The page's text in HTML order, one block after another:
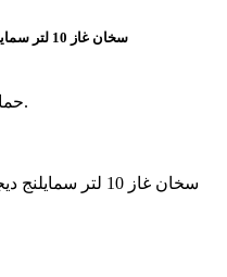
سخان غاز 10 لتر سمايلنج ديجيتال غاز انبوبة
حماية سداسية.